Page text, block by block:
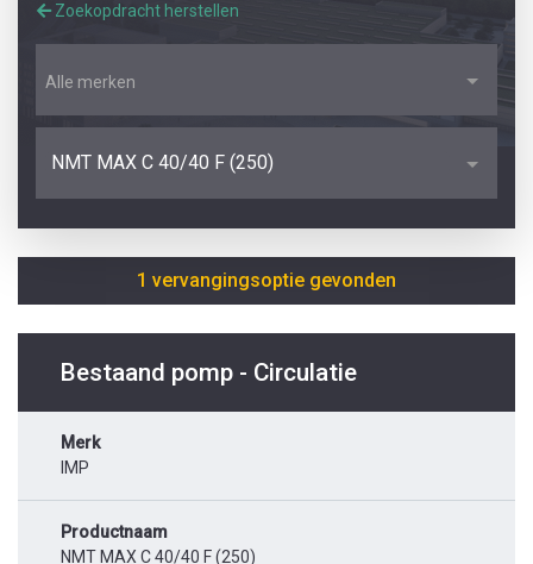
Zoekopdracht herstellen
Alle merken
NMT MAX C 40/40 F (250)
1 vervangingsoptie gevonden
Bestaand pomp - Circulatie
Merk
IMP
Productnaam
NMT MAX C 40/40 F (250)